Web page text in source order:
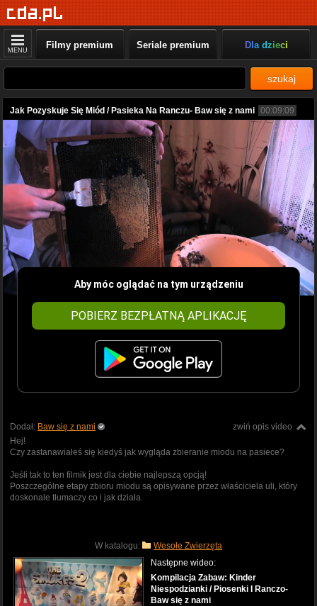
MENU Filmy premium Seriale premium Dla dzieci
szukaj
Jak Pozyskuje Się Miód / Pasieka Na Ranczu- Baw się z nami 00:09:09
Aby móc oglądać na tym urządzeniu
POBIERZ BEZPŁATNĄ APLIKACJĘ
zwiń opis video
Dodał: Baw się z nami
Hej!
Czy zastanawiałeś się kiedyś jak wygląda zbieranie miodu na pasiece?
Jeśli tak to ten filmik jest dla ciebie najlepszą opcją!
Poszczególne etapy zbioru miodu są opisywane przez właściciela uli, który
doskonale tłumaczy co i jak działa.
W katalogu: Wesołe Zwierzęta
Następne wideo:
Kompilacja Zabaw: Kinder
Niespodzianki / Piosenki I Ranczo-
Baw się z nami